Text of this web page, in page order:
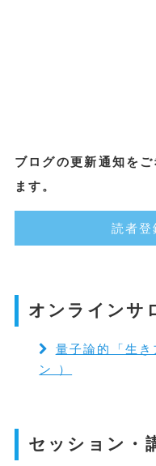
ブログの更新通知を
ます。
読者登
オンラインサ
量子論的「生
ン ）
セッション・